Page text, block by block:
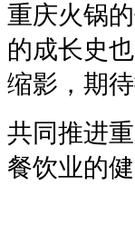
重庆火锅
的成长史
缩影，期
共同推进
餐饮业的健